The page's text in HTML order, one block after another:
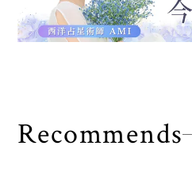
Recommends